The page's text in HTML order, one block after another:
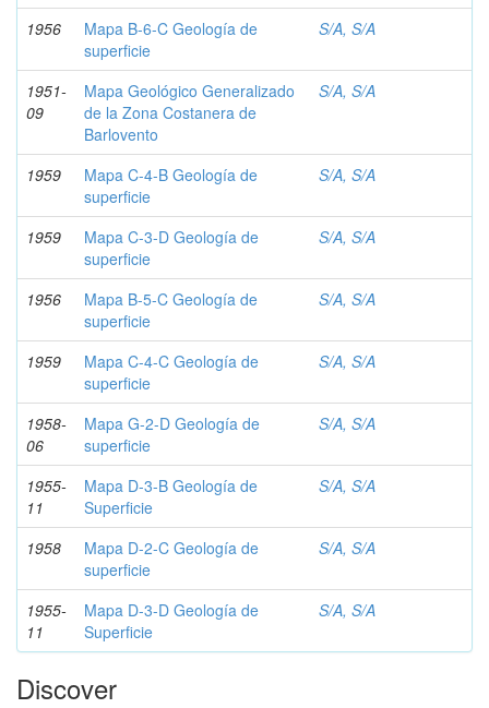
1956
Mapa B-6-C Geología de
superficie
S/A, S/A
1951-
09
Mapa Geológico Generalizado
de la Zona Costanera de
Barlovento
S/A, S/A
1959
Mapa C-4-B Geología de
superficie
S/A, S/A
1959
Mapa C-3-D Geología de
superficie
S/A, S/A
1956
Mapa B-5-C Geología de
superficie
S/A, S/A
1959
Mapa C-4-C Geología de
superficie
S/A, S/A
1958-
06
Mapa G-2-D Geología de
superficie
S/A, S/A
1955-
11
Mapa D-3-B Geología de
Superficie
S/A, S/A
1958
Mapa D-2-C Geología de
superficie
S/A, S/A
1955-
11
Mapa D-3-D Geología de
Superficie
S/A, S/A
Discover